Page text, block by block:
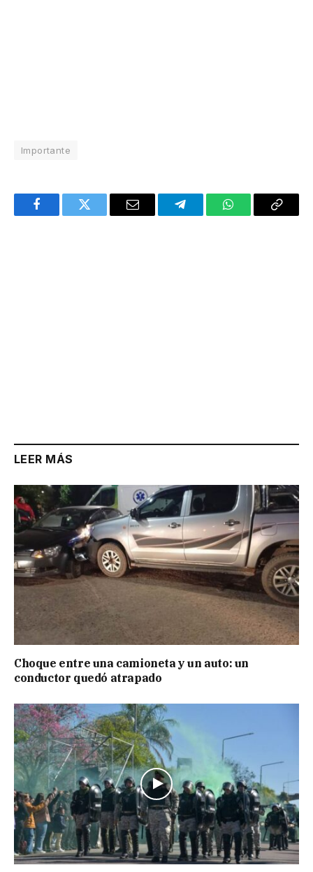
Importante
FacebookTwitter Email TelegramWhatsAppCopy
LEER MÁS
Choque entre una camioneta y un auto: un
conductor quedó atrapado